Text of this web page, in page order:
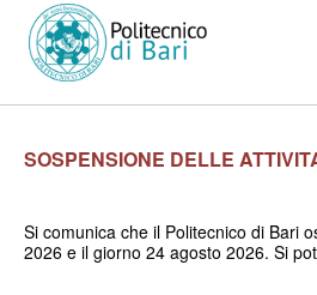
SOSPENSIONE DELLE
Si comunica che il Politecnico di Bari
2026 e il giorno 24 agosto 2026. Si